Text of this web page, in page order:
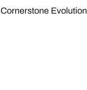
Cornerstone Evolution